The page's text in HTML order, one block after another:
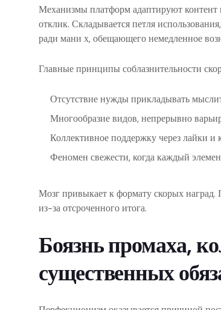
Механизмы платформ адаптируют контент
отклик. Складывается петля
ради мани х, обещающего немедленное
Главные принципы соблазнительности
Отсутствие нужды прикладывать
Многообразие видов, непрерывно
Коллективное поддержку через лайки и
Феномен свежести, когда каждый
Мозг привыкает к формату скорых наград.
из-за отсроченного итога.
Боязнь промаха,
существенных